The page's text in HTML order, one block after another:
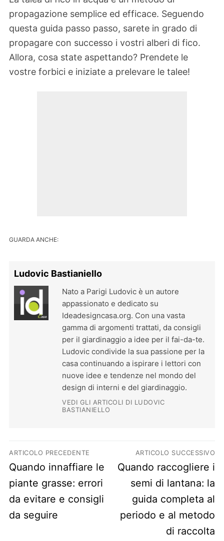
propagazione semplice ed efficace. Seguendo
questa guida passo passo, sarete in grado di
propagare con successo i vostri alberi di fico.
Allora, cosa state aspettando? Prendete le
vostre forbici e iniziate a prelevare le talee!
GUARDA ANCHE:
Ludovic Bastianiello
Nato a Parigi Ludovic è un autore
appassionato e dedicato su
Ideadesigncasa.org. Con una vasta
gamma di argomenti trattati, da consigli
per il giardinaggio a idee per il fai-da-te.
Ludovic condivide la sua passione per la
casa continuando a ispirare i lettori con
nuove idee e tendenze nel mondo del
design di interni e del giardinaggio.
VEDI GLI ARTICOLI DI LUDOVIC
BASTIANIELLO
Navigazione articoli
ARTICOLO PRECEDENTE
Previous post:
Quando innaffiare le
piante grasse: errori
da evitare e consigli
da seguire
ARTICOLO SUCCESSIVO
Next post:
Quando raccogliere i
semi di lantana: la
guida completa al
periodo e al metodo
di raccolta